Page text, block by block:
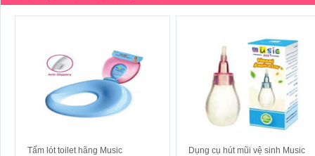
Tấm lót toilet hãng Music Dụng cụ hút mũi vệ sinh Music